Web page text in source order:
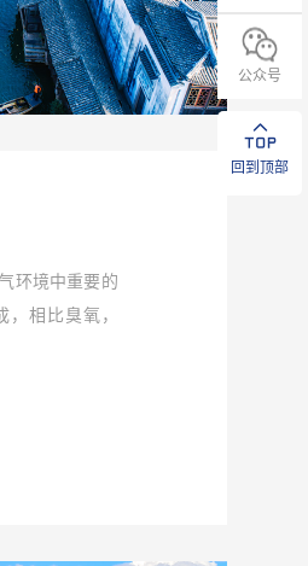
公众号
回到顶部
环境中重要的
相比臭氧，